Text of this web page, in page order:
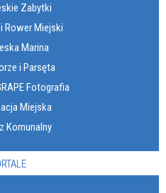
Zabytki
Rower Miejski
Marina
i Parsęta
Fotografia
Miejska
Komunalny